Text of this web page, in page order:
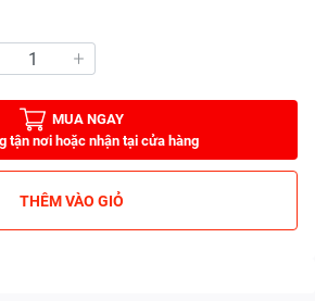
MUA NGAY
tận nơi hoặc nhận tại cửa hàng
THÊM VÀO GIỎ